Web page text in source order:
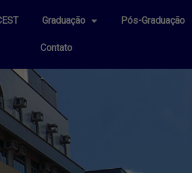
Graduação Pós-Graduação
Contato